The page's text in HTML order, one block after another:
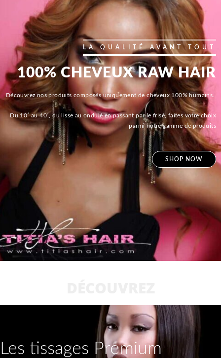
LA QUALITÉ AVANT TOUT
100% CHEVEUX RAW HAIR
Découvrez nos produits composés uniquement de cheveux 100% humains.
Du 10′ au 40′, du lisse au ondulé en passant par le frisé, faites votre choix
parmi notre gamme de produits
SHOP NOW
Les tissages Premium